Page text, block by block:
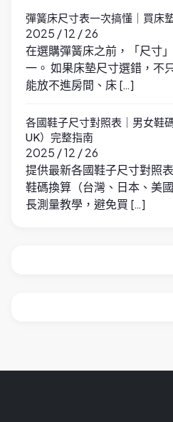
彈簧床尺寸表一次搞懂｜買床
2025 / 12 / 26
在選購彈簧床之前，「尺寸
一。 如果床墊尺寸選錯，不
能放不進房間、床 […]
各國鞋子尺寸對照表｜男女鞋
UK）完整指南
2025 / 12 / 26
提供最新各國鞋子尺寸對照
鞋碼換算（台灣、日本、美
長測量教學，避免買 […]